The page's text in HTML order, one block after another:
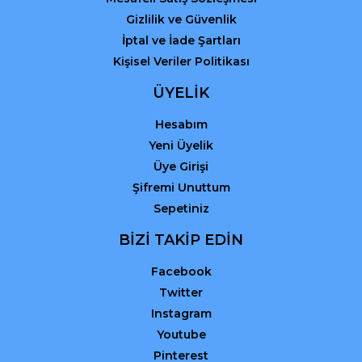
Gizlilik ve Güvenlik
İptal ve İade Şartları
Kişisel Veriler Politikası
ÜYELİK
Hesabım
Yeni Üyelik
Üye Girişi
Şifremi Unuttum
Sepetiniz
BİZİ TAKİP EDİN
Facebook
Twitter
Instagram
Youtube
Pinterest